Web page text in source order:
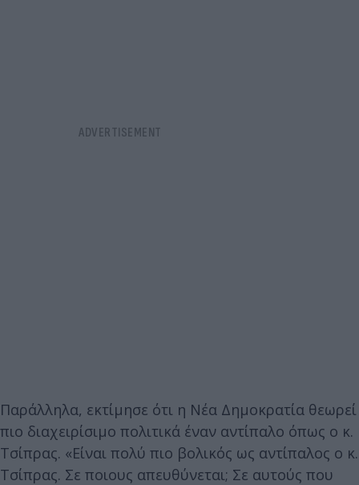
Παράλληλα, εκτίμησε ότι η Νέα Δημοκρατία θεωρεί
πιο διαχειρίσιμο πολιτικά έναν αντίπαλο όπως ο κ.
Τσίπρας. «Είναι πολύ πιο βολικός ως αντίπαλος ο κ.
Τσίπρας. Σε ποιους απευθύνεται; Σε αυτούς που